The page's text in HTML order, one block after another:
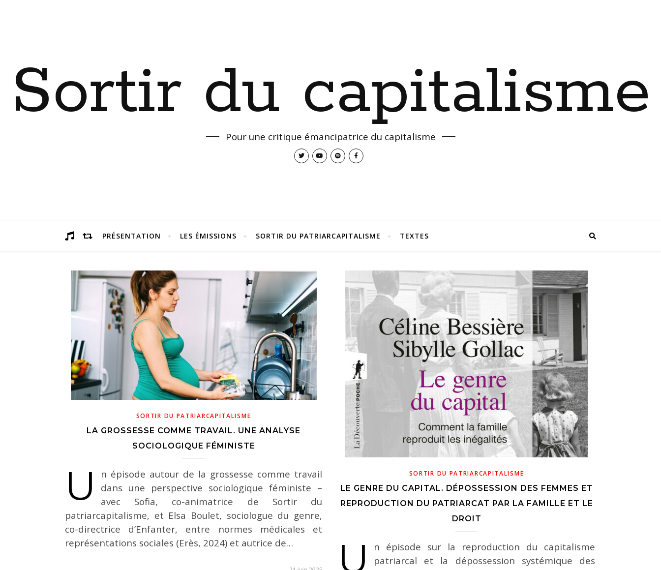
Sortir du capitalisme
Pour une critique émancipatrice du capitalisme
PRÉSENTATION LES ÉMISSIONS SORTIR DU PATRIARCAPITALISME TEXTES
SORTIR DU PATRIARCAPITALISME
LA GROSSESSE COMME TRAVAIL. UNE ANALYSE
SOCIOLOGIQUE FÉMINISTE
U
n épisode autour de la grossesse comme travail
dans une perspective sociologique féministe –
avec Sofia, co-animatrice de Sortir du
patriarcapitalisme, et Elsa Boulet, sociologue du genre,
co-directrice d’Enfanter, entre normes médicales et
représentations sociales (Erès, 2024) et autrice de…
SORTIR DU PATRIARCAPITALISME
LE GENRE DU CAPITAL. DÉPOSSESSION DES FEMMES ET
REPRODUCTION DU PATRIARCAT PAR LA FAMILLE ET LE
DROIT
U
n épisode sur la reproduction du capitalisme
patriarcal et la dépossession systémique des